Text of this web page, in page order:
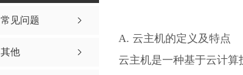
常见问题
其他
A. 云主机的定义及特点
云主机是一种基于云计